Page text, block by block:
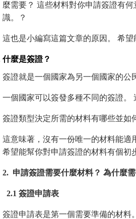
麼需要？ 這些材料對你申請簽證有
識。？
這也是小編寫這篇文章的原因。 希
什麼是簽證？
簽證就是一個國家為另一個國家的公
一個國家可以簽發多種不同的簽證。
簽證類型決定所需的材料有哪些並如
這意味著，沒有一份唯一的材料能適
希望能幫你對申請簽證的材料有個初
2. 申請簽證需要什麼材料？ 為什麼需
2.1 簽證申請表
簽證申請表是第一個需要準備的材料